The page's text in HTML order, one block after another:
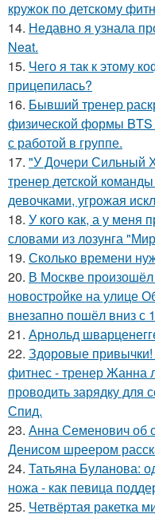
кружок по детскому
14. Недавно я узнала
Neat.
15. Чего я так к этому
прицепилась?
16. Бывший тренер
физической формы
с работой в группе.
17. "У Дочери Сильный
тренер детской
девочками, угрожая
18. У кого как, а у меня
словами из лозунга
19. Сколько времени
20. В Москве
новостройке на улице
внезапно пошёл вниз с
21. Арнольд
22. Здоровые
фитнес - тренер Жанна
проводить зарядку для
Спид.
23. Анна Семенович об
Денисом шреером
24. Татьяна Буланова:
ножа - как певица
25. Четвёртая ракетка